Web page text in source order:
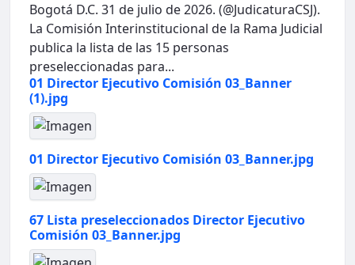
Bogotá D.C. 31 de julio de 2026. (@JudicaturaCSJ).
La Comisión Interinstitucional de la Rama Judicial
publica la lista de las 15 personas
preseleccionadas para...
01 Director Ejecutivo Comisión 03_Banner
(1).jpg
01 Director Ejecutivo Comisión 03_Banner.jpg
67 Lista preseleccionados Director Ejecutivo
Comisión 03_Banner.jpg